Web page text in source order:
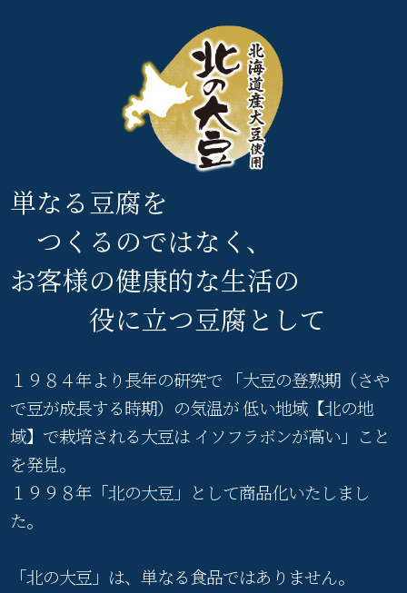
単なる豆腐を
つくるのではなく、
お客様の健康的な生活の
役に立つ豆腐として
１９８４年より長年の研究で 「大豆の登熟期（さや
で豆が成長する時期）の気温が低い地域【北の地
域】で栽培される大豆は イソフラボンが高い」こと
を発見。
１９９８年「北の大豆」として商品化いたしまし
た。
「北の大豆」は、単なる食品ではありません。